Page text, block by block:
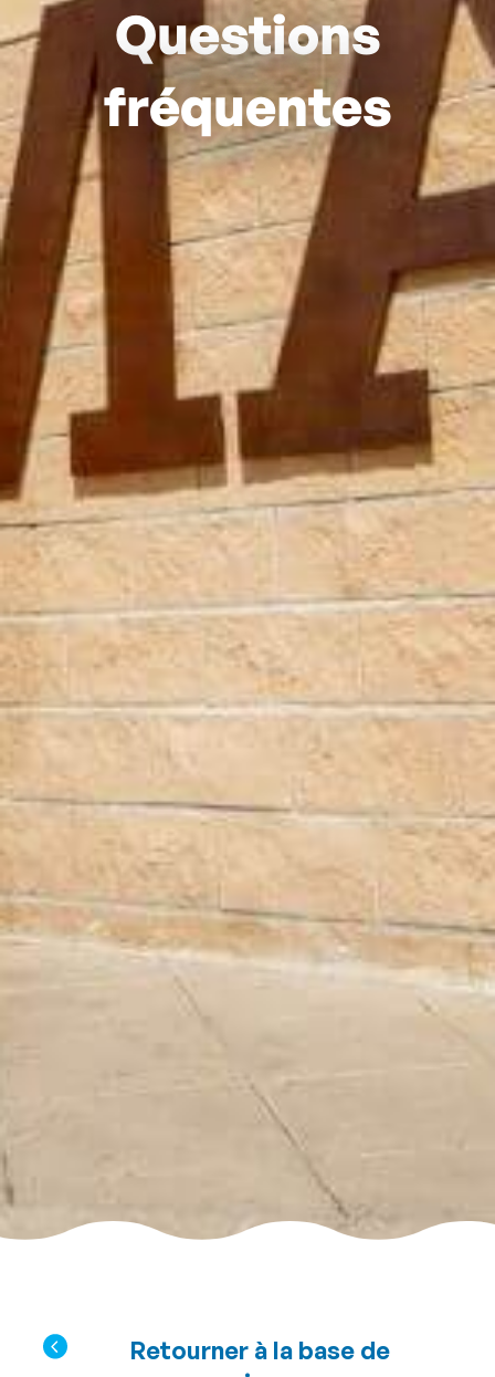
Questions
fréquentes
Retourner à la base de